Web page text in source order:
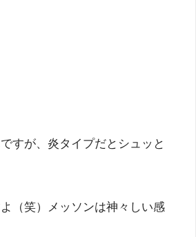
すが、炎タイプだとシュッと
（笑）メッソンは神々しい感